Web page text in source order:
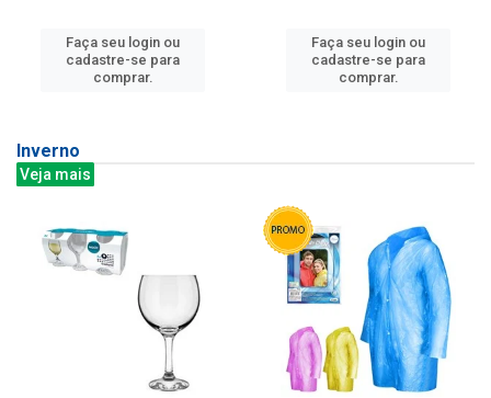
Faça seu login ou
cadastre-se para
comprar.
Faça seu login ou
cadastre-se para
comprar.
Inverno
Veja mais